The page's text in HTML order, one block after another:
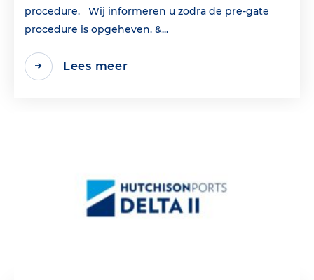
procedure. Wij informeren u zodra de pre-gate
procedure is opgeheven. &...
Lees meer